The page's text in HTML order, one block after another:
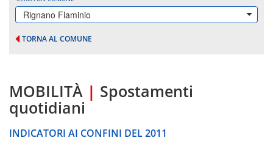
Rignano Flaminio
TORNA AL COMUNE
MOBILITÀ | Spostamenti
quotidiani
INDICATORI AI CONFINI DEL 2011